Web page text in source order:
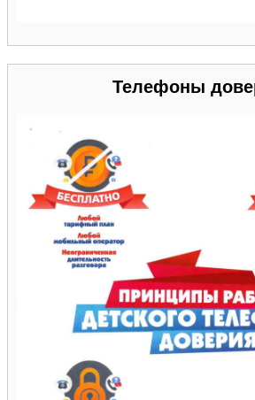
Телефоны